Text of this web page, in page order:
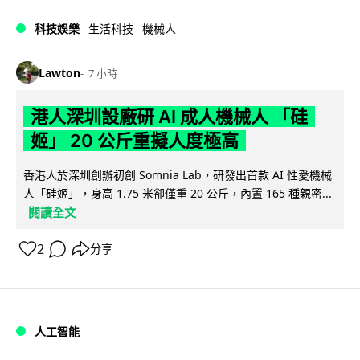
科技娛樂 生活科技 機械人
Lawton 7 小時
港人深圳設廠研 AI 成人機械人 「硅
姬」 20 公斤重擬人度極高
香港人於深圳創辦初創 Somnia Lab，研發出首款 AI 性愛機械
人「硅姬」，身高 1.75 米卻僅重 20 公斤，內置 165 種親密...
閱讀全文
2 分享
人工智能